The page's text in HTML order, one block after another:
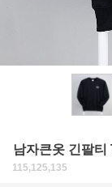
남자큰옷 긴팔
115,125,135